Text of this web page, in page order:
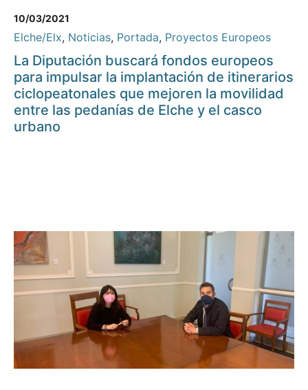
10/03/2021
Elche/Elx, Noticias, Portada, Proyectos Europeos
La Diputación buscará fondos europeos
para impulsar la implantación de itinerarios
ciclopeatonales que mejoren la movilidad
entre las pedanías de Elche y el casco
urbano